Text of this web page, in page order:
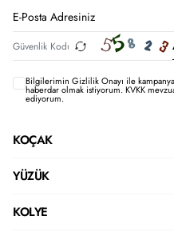
Bilgilerimin Gizlilik Onayı ile
haberdar olmak istiyorum.KVKK
ediyorum.
KOÇAK
YÜZÜK
KOLYE